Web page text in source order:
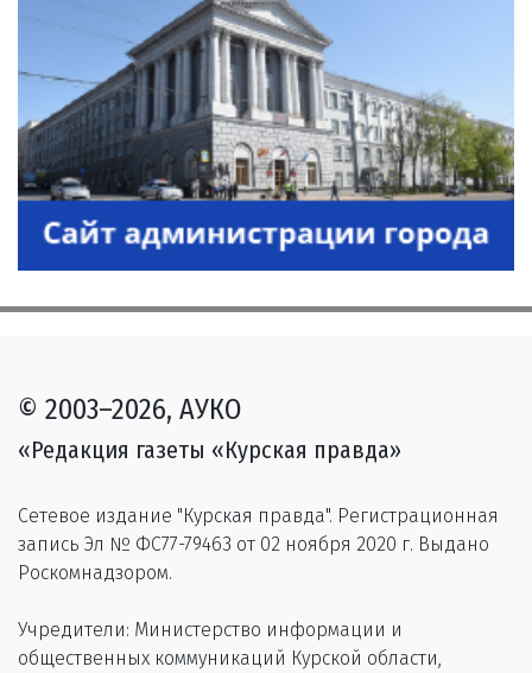
© 2003–2026, АУКО
«Редакция газеты «Курская правда»
Сетевое издание "Курская правда". Регистрационная
запись Эл № ФС77-79463 от 02 ноября 2020 г. Выдано
Роскомнадзором.
Учредители: Министерство информации и
общественных коммуникаций Курской области,